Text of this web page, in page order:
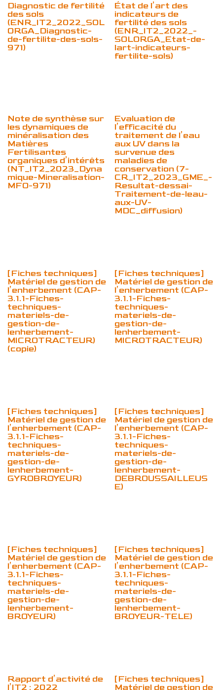
Diagnostic de fertilité
des sols
(ENR_IT2_2022_SOL
ORGA_Diagnostic-
de-fertilite-des-sols-
971)
État de l’art des
indicateurs de
fertilité des sols
(ENR_IT2_2022_-
SOLORGA_Etat-de-
lart-indicateurs-
fertilite-sols)
Note de synthèse sur
les dynamiques de
minéralisation des
Matières
Fertilisantes
organiques d’intérêts
(NT_IT2_2023_Dyna
mique-Mineralisation-
MFO-971)
Evaluation de
l’efficacité du
traitement de l’eau
aux UV dans la
survenue des
maladies de
conservation (7-
CR_IT2_2023_GME_-
Resultat-dessai-
Traitement-de-leau-
aux-UV-
MDC_diffusion)
[Fiches techniques]
Matériel de gestion de
l’enherbement (CAP-
3.1.1-Fiches-
techniques-
materiels-de-
gestion-de-
lenherbement-
MICROTRACTEUR)
(copie)
[Fiches techniques]
Matériel de gestion de
l’enherbement (CAP-
3.1.1-Fiches-
techniques-
materiels-de-
gestion-de-
lenherbement-
MICROTRACTEUR)
[Fiches techniques]
Matériel de gestion de
l’enherbement (CAP-
3.1.1-Fiches-
techniques-
materiels-de-
gestion-de-
lenherbement-
GYROBROYEUR)
[Fiches techniques]
Matériel de gestion de
l’enherbement (CAP-
3.1.1-Fiches-
techniques-
materiels-de-
gestion-de-
lenherbement-
DEBROUSSAILLEUS
E)
[Fiches techniques]
Matériel de gestion de
l’enherbement (CAP-
3.1.1-Fiches-
techniques-
materiels-de-
gestion-de-
lenherbement-
BROYEUR)
[Fiches techniques]
Matériel de gestion de
l’enherbement (CAP-
3.1.1-Fiches-
techniques-
materiels-de-
gestion-de-
lenherbement-
BROYEUR-TELE)
Rapport d’activité de
l’IT2 : 2022
[Fiches techniques]
Matériel de gestion de